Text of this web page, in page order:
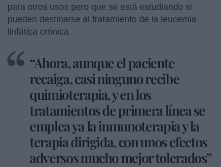
para otros usos pero que se está estudiando si
pueden destinarse al tratamiento de la leucemia
linfática crónica.
“Ahora, aunque el paciente
recaiga, casi ninguno recibe
quimioterapia, y en los
tratamientos de primera línea se
emplea ya la inmunoterapia y la
terapia dirigida, con unos efectos
adversos mucho mejor tolerados”